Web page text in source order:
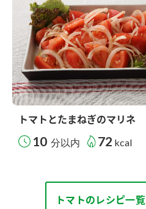
トマトとたまねぎのマリネ
10 分以内 72 kcal
トマトのレシピ一覧